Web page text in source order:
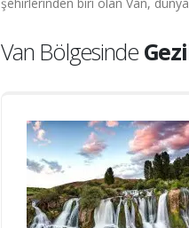
şehirlerinden biri olan Van,
Van Bölgesinde